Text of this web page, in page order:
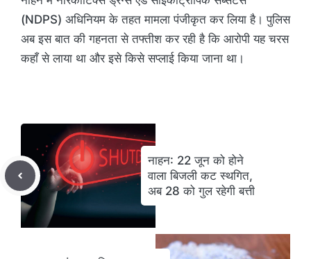
(NDPS) अधिनियम के तहत मामला पंजीकृत कर लिया है। पुलिस
अब इस बात की गहनता से तफ्तीश कर रही है कि आरोपी यह चरस
कहाँ से लाया था और इसे किसे सप्लाई किया जाना था।
नाहन: 22 जून को होने
वाला बिजली कट स्थगित,
अब 28 को गुल रहेगी बत्ती